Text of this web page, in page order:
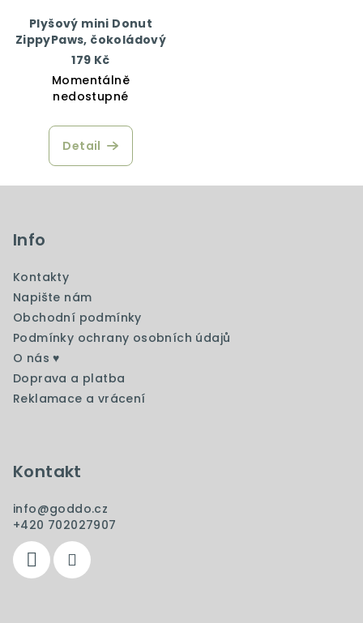
Plyšový mini Donut
ZippyPaws, čokoládový
179 Kč
Momentálně
nedostupné
Detail
Info
Kontakty
Napište nám
Obchodní podmínky
Podmínky ochrany osobních údajů
O nás ♥️
Doprava a platba
Reklamace a vrácení
Kontakt
info@goddo.cz
+420 702027907